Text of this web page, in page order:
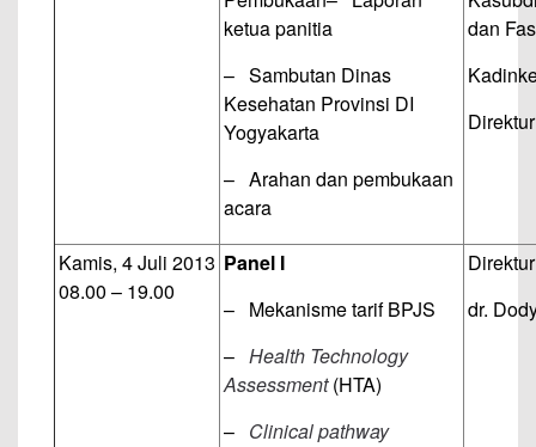
ketua panitia
– Sambutan Dinas
Kesehatan Provinsi DI
Yogyakarta
– Arahan dan pembukaan
acara
dan
Kamis, 4 Juli 2013
08.00 – 19.00
Panel I
– Mekanisme tarif BPJS
– Health Technology
Assessment(HTA)
– Clinical pathway
dr.